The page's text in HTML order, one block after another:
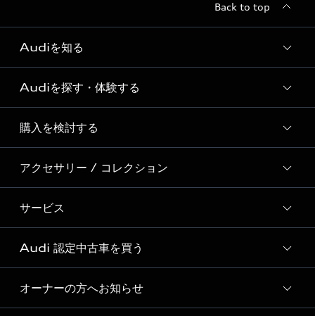
Back to top
Audiを知る
Audi ブランド
Story of Progress
Audi Sport
Formula 1®
デジタルサービス
Audiを探す・体験する
ディーラー検索
新車在庫検索
試乗車・展示車検索
見積り依頼
試乗予約
購入を検討する
モデル一覧
特別仕様モデル / 限定モデル
e-tronラインアップ
価格シミュレーション
車両比較
アクセサリー / コレクション
純正アクセサリー
オンラインショップ
Audi collection
アウディナビアプリ
サービス
サービス入庫予約
サービスプログラム
メンテナンス
Audi 認定中古車を買う
Audi認定中古車
オーナーの方へお知らせ